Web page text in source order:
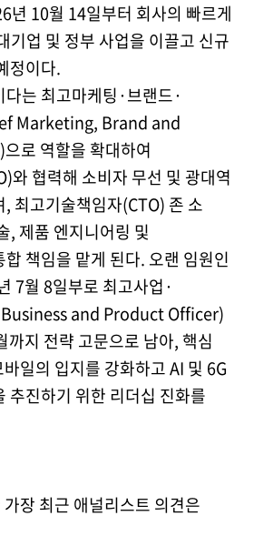
년 10월 14일부터 회사의 빠르게
기업 및 정부 사업을 이끌고 신규
정이다.
는 최고마케팅·브랜드·
Marketing, Brand and
로 역할을 확대하여
와 협력해 소비자 무선 및 광대역
최고기술책임자(CTO) 존 소
, 제품 엔지니어링 및
책임을 맡게 된다. 오랜 임원인
7월 8일부로 최고사업·
and Product Officer)
까지 전략 고문으로 남아, 핵심
일의 입지를 강화하고 AI 및 6G
추진하기 위한 리더십 진화를
장 최근 애널리스트 의견은